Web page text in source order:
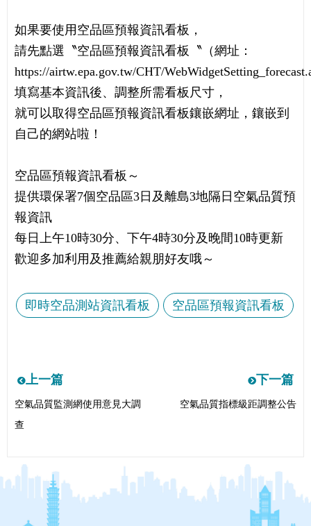
如果要使用空品區預報資訊看板，
請先點選〝空品區預報資訊看板〝（網址：
https://airtw.epa.gov.tw/CHT/
填寫基本資訊後、調整所需看板尺寸，
就可以取得空品區預報資訊看板鑲嵌網址，鑲嵌到
自己的網站啦！
空品區預報資訊看板～
提供環保署7個空品區3日及離島3地隔日空氣品質預
報資訊
每日上午10時30分、下午4時30分及晚間10時更新
歡迎多加利用及推薦給親朋好友哦～
即時空品測站資訊看板 空品區預報資訊看板
上
一
上一篇
空氣品質監測網使用意見大調
查
下
下一篇
空氣品質指標級距調整公告